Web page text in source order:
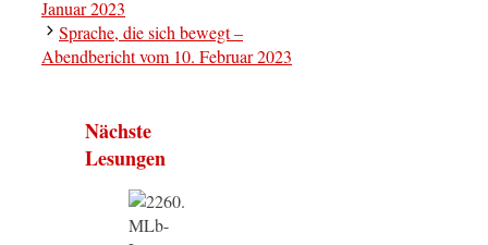
Januar 2023
Sprache, die sich bewegt –
Abendbericht vom 10. Februar 2023
Nächste
Lesungen